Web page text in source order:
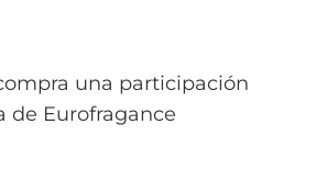
una participación
de Eurofragance